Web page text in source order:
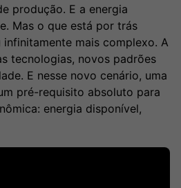
displays e telas
noticiosos
Broadcast
Radar
Monitoramento
inteligente de
notícias e
Broadcast
Fundos
A melhor
plataforma para
analisar fundos
produção. E a energia
Mas o que está por trás
mais complexo. A
tecnologias, novos padrões
E nesse novo cenário, uma
pré-requisito absoluto para
energia disponível,